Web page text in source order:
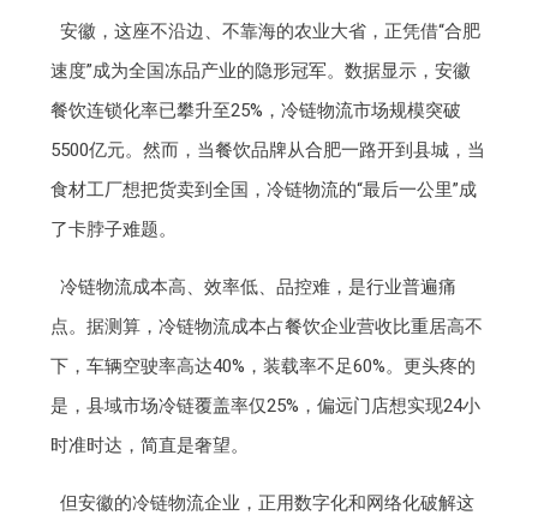
安徽，这座不沿边、不靠海的农业大省，正凭借“合肥
速度”成为全国冻品产业的隐形冠军。数据显示，安徽
餐饮连锁化率已攀升至25%，冷链物流市场规模突破
5500亿元。然而，当餐饮品牌从合肥一路开到县城，当
食材工厂想把货卖到全国，冷链物流的“最后一公里”成
了卡脖子难题。
冷链物流成本高、效率低、品控难，是行业普遍痛
点。据测算，冷链物流成本占餐饮企业营收比重居高不
下，车辆空驶率高达40%，装载率不足60%。更头疼的
是，县域市场冷链覆盖率仅25%，偏远门店想实现24小
时准时达，简直是奢望。
但安徽的冷链物流企业，正用数字化和网络化破解这